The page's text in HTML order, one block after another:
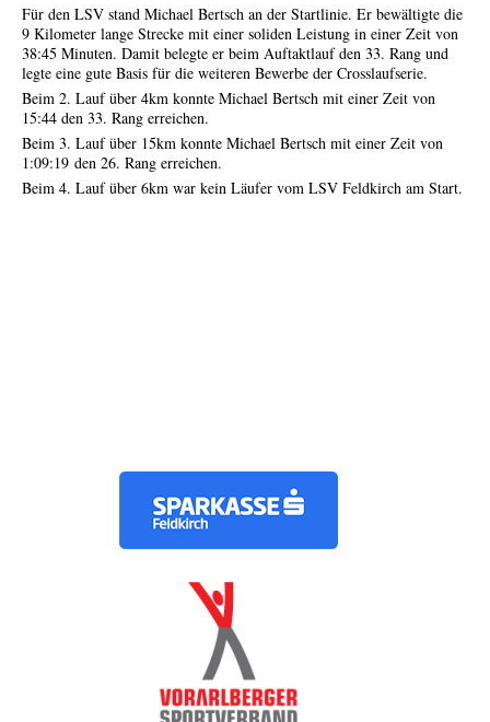
Für den LSV stand Michael Bertsch an der Startlinie. Er bewältigte die
9 Kilometer lange Strecke mit einer soliden Leistung in einer Zeit von
38:45 Minuten. Damit belegte er beim Auftaktlauf den 33. Rang und
legte eine gute Basis für die weiteren Bewerbe der Crosslaufserie.
Beim 2. Lauf über 4km konnte Michael Bertsch mit einer Zeit von
15:44 den 33. Rang erreichen.
Beim 3. Lauf über 15km konnte Michael Bertsch mit einer Zeit von
1:09:19 den 26. Rang erreichen.
Beim 4. Lauf über 6km war kein Läufer vom LSV Feldkirch am Start.